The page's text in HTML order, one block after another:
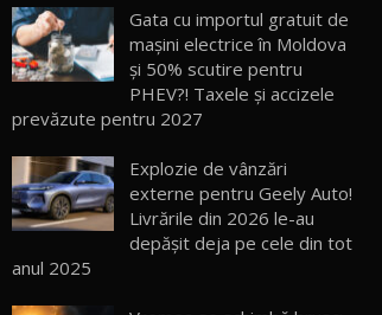
15:22
Mercedes-AMG E 53 HYBRID 4MATIC+ /
Test Drive AutoBlog.MD
16:27
Noul Volvo ES90 / Test Drive AutoBlog.MD
27:58
Noul MG HS / Test Drive AutoBlog.MD
Gata cu importul gratuit de
mașini electrice în Moldova
și 50% scutire pentru
PHEV?! Taxele și accizele
prevăzute pentru 2027
Explozie de vânzări
externe pentru Geely Auto!
Livrările din 2026 le-au
depășit deja pe cele din tot
anul 2025